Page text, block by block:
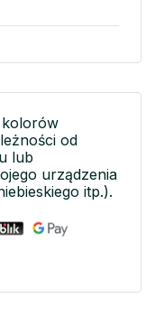
kolorów
od
lub
urządzenia
itp.).